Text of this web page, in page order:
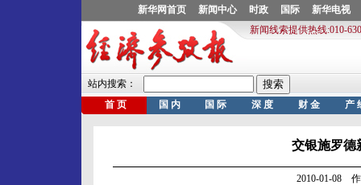
交银施罗德
2010-01-08